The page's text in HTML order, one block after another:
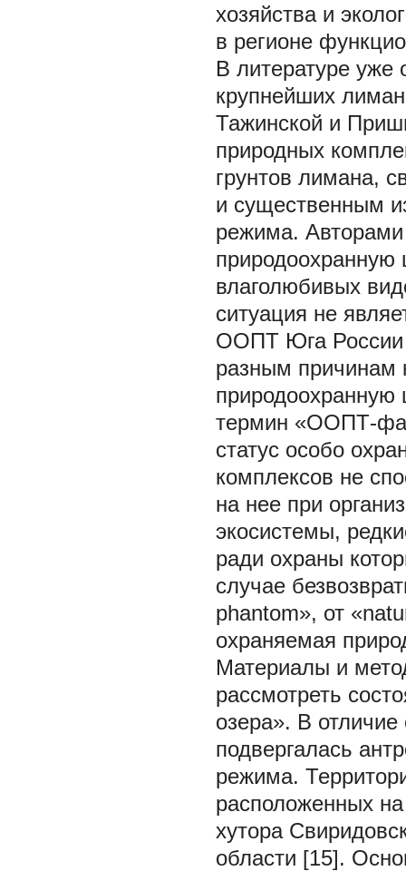
хозяйства и
в регионе
В литературе уже
крупнейших
Тажинской и
природных
грунтов лимана,
и существенным
режима.
природоохранную
влаголюбивых
ситуация не
ООПТ Юга России
разным причинам
природоохранную
термин «ООПТ-
статус особо
комплексов не
на нее при
экосистемы,
ради охраны
случае
phantom», от
охраняемая
Материалы и
рассмотреть
озера». В
подвергалась
режима.
расположенных
хутора
области [15].